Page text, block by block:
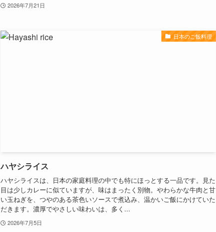
2026年7月21日
日本のご飯料理
ハヤシライス
ハヤシライスは、日本の家庭料理の中でも特にほっとする一品です。見た
目は少しカレーに似ていますが、味はまったく別物。やわらかな牛肉と甘
い玉ねぎを、つやのある茶色いソースで煮込み、温かいご飯にかけていた
だきます。濃厚でやさしい味わいは、多く...
2026年7月5日